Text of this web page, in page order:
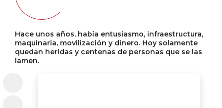
Hace unos años, había entusiasmo, infraestructura,
maquinaria, movilización y dinero. Hoy solamente
quedan heridas y centenas de personas que se las
lamen.